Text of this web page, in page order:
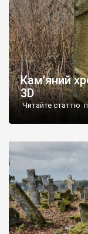
Кам’яний
3D
Читайте статтю